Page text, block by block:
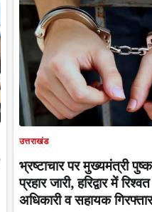
उत्तराखंड
भ्रष्टाचार पर मुख्यमंत्री
प्रहार जारी, हरिद्वार में
अधिकारी व सहायक गिरफ्तार